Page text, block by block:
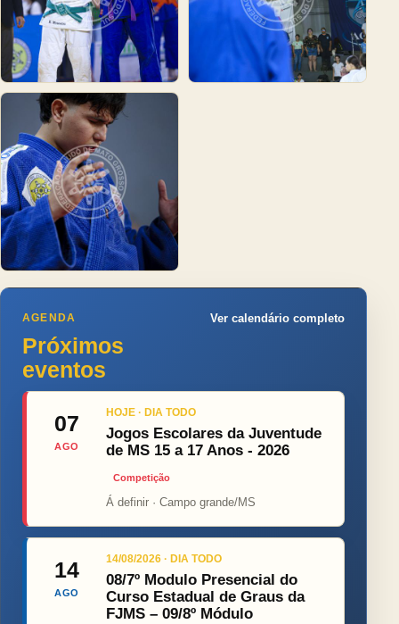
AGENDA
Próximos
eventos
Ver calendário completo
07
AGO
HOJE · DIA TODO
Jogos Escolares da Juventude
de MS 15 a 17 Anos - 2026
Competição
Á definir · Campo grande/MS
14
AGO
14/08/2026 · DIA TODO
08/7º Modulo Presencial do
Curso Estadual de Graus da
FJMS – 09/8º Módulo